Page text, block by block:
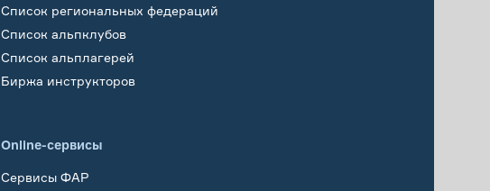
Список региональных федераций
Список альпклубов
Список альплагерей
Биржа инструкторов
Online-сервисы
Сервисы ФАР